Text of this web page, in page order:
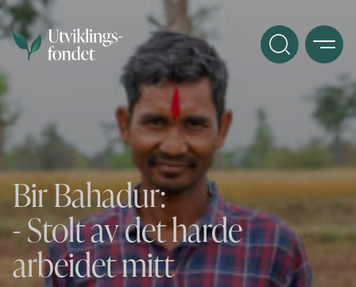
Bir Bahadur:
- Stolt av det harde
arbeidet mitt